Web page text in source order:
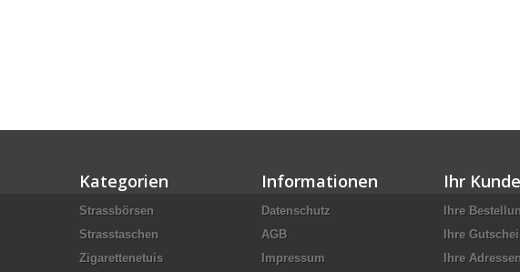
Kategorien
Strassbörsen
Strasstaschen
Zigarettenetuis
Informationen
Datenschutz
AGB
Impressum
Ihr
Ihre
Ihre
Ihre Adressen